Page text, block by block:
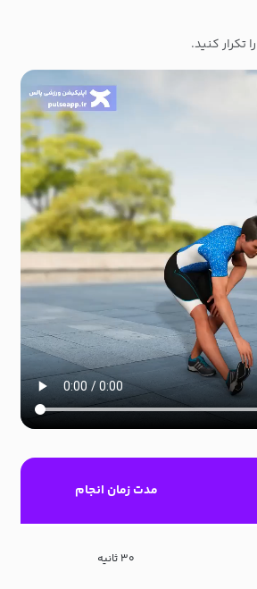
تکرار کنید.
مدت زمان انجام
۳۰ ثانیه